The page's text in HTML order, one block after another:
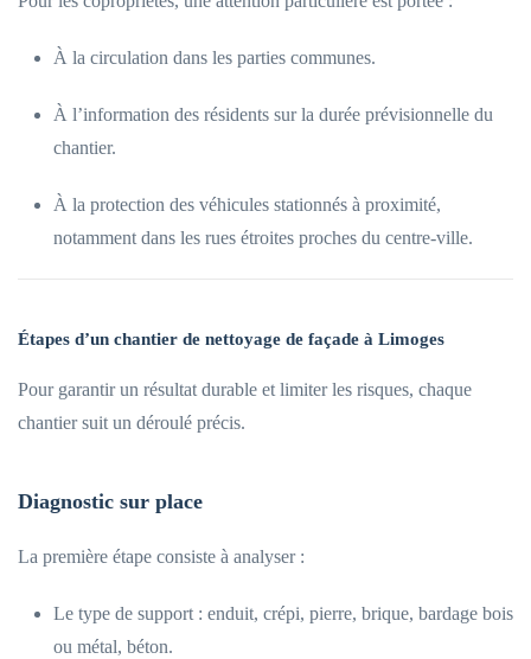
À la circulation dans les parties communes.
À l’information des résidents sur la durée prévisionnelle du
chantier.
À la protection des véhicules stationnés à proximité,
notamment dans les rues étroites proches du centre-ville.
Étapes d’un chantier de nettoyage de façade à Limoges
Pour garantir un résultat durable et limiter les risques, chaque
chantier suit un déroulé précis.
Diagnostic sur place
La première étape consiste à analyser :
Le type de support : enduit, crépi, pierre, brique, bardage bois
ou métal, béton.